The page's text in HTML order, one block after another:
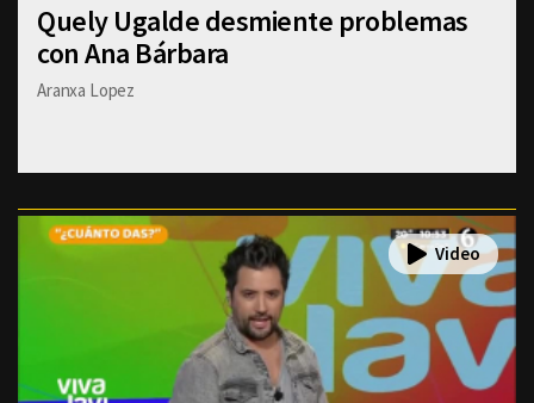
Quely Ugalde desmiente problemas
con Ana Bárbara
Aranxa Lopez